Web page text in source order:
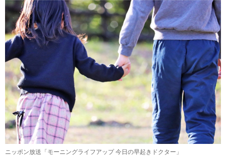
ニッポン放送「モーニングライフアップ 今日の早起きドクター」